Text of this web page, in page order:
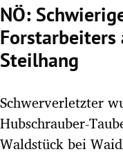
Untermenü
NÖ:
Forstarbeiters
Steilhang
Schwerverletzter
Hubschrauber-
Waldstück bei